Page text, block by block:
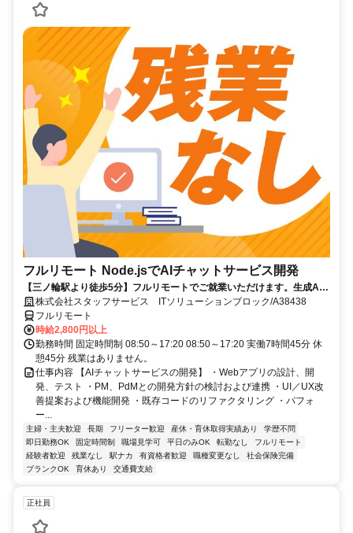
フルリモート Node.jsでAIチャットサービス開発
【三ノ輪駅より徒歩5分】フルリモートでご就業いただけます。生成AI
を活用したサービス開発に携われます。企画提案から改善まで幅広く関
われる環境です☆
株式会社スタッフサービス ITソリューションブロック/A38438
フルリモート
時給2,800円以上
勤務時間 固定時間制 08:50～17:20 08:50～17:20 実働7時間45分 休
憩45分 残業はありません。
仕事内容 【AIチャットサービスの開発】 ・Webアプリの設計、開
発、テスト ・PM、PdMとの開発方針の検討および連携 ・UI／UX改
善提案および機能開発 ・既存コードのリファクタリング ・パフォ
ー...
主婦・主夫歓迎 長期 フリーター歓迎 産休・育休取得実績あり
学歴不問
即日勤務OK
固定時間制 職場見学可 平日のみOK 転勤なし
フルリモート
経験者歓迎
残業なし 駅ナカ 有資格者歓迎 職種変更なし
社会保険完備
ブランクOK
育休あり 交通費支給
正社員